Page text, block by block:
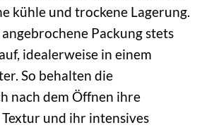
kühle und trockene Lagerung.
Packung stets
idealerweise in einem
So behalten die
nach dem Öffnen ihre
und ihr intensives